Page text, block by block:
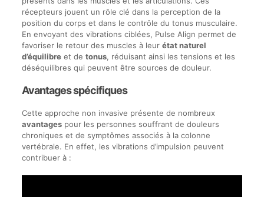
récepteurs jouent un rôle clé dans la perception de la
position du corps et dans le contrôle du tonus musculaire.
En envoyant des vibrations ciblées, Pulse Align permet de
favoriser le retour des muscles à leur état naturel
d’équilibreet de tonus, réduisant ainsi les tensions et les
déséquilibres qui peuvent être sources de douleur.
Avantages spécifiques
Cette approche non invasive présente de nombreux
avantagespour les personnes souffrant de douleurs
chroniques et de symptômes associés à la colonne
vertébrale. En effet, les vibrations d’impulsion peuvent
contribuer à :